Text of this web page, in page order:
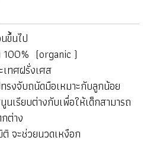
ขึ้นไป
100% (organic )
ทศฝรั่งเศส
รงจับถนัดมือเหมาะกับลูกน้อย
เรียบต่างกับเพื่อให้เด็กสามารถ
ต่าง
จะช่วยนวดเหงือก